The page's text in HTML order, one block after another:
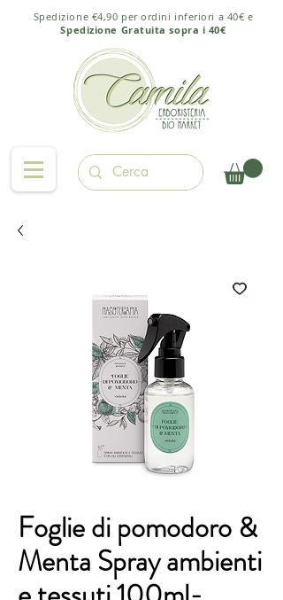
Spedizione €4,90 per ordini inferiori a 40€ e
Spedizione Gratuita sopra i 40€
Foglie di pomodoro &
Menta Spray ambienti